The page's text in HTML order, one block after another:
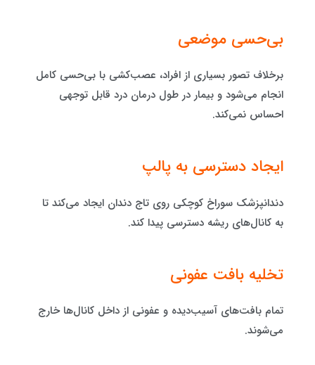
بی‌حسی موضعی
برخلاف تصور بسیاری از افراد، عصب‌کشی با بی‌حسی کامل
انجام می‌شود و بیمار در طول درمان درد قابل توجهی
احساس نمی‌کند.
ایجاد دسترسی به پالپ
دندانپزشک سوراخ کوچکی روی تاج دندان ایجاد می‌کند تا
به کانال‌های ریشه دسترسی پیدا کند.
تخلیه بافت عفونی
تمام بافت‌های آسیب‌دیده و عفونی از داخل کانال‌ها خارج
می‌شوند.